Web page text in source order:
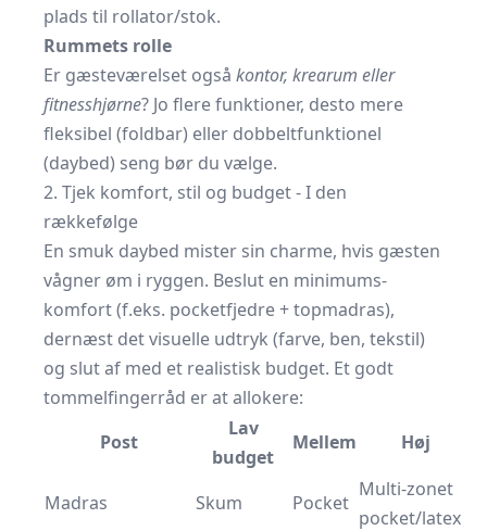
plads til rollator/stok.
Rummets rolle
Er gæsteværelset også kontor, krearum eller
fitnesshjørne? Jo flere funktioner, desto mere
fleksibel (foldbar) eller dobbelt­funktionel
(daybed) seng bør du vælge.
2. Tjek komfort, stil og budget - I den
rækkefølge
En smuk daybed mister sin charme, hvis gæsten
vågner øm i ryggen. Beslut en minimums­
komfort (f.eks. pocketfjedre + topmadras),
dernæst det visuelle udtryk (farve, ben, tekstil)
og slut af med et realistisk budget. Et godt
tommelfinger­råd er at allokere:
Post
Lav
budget
Mellem Høj
Madras Skum Pocket
Multi-zonet
pocket/latex